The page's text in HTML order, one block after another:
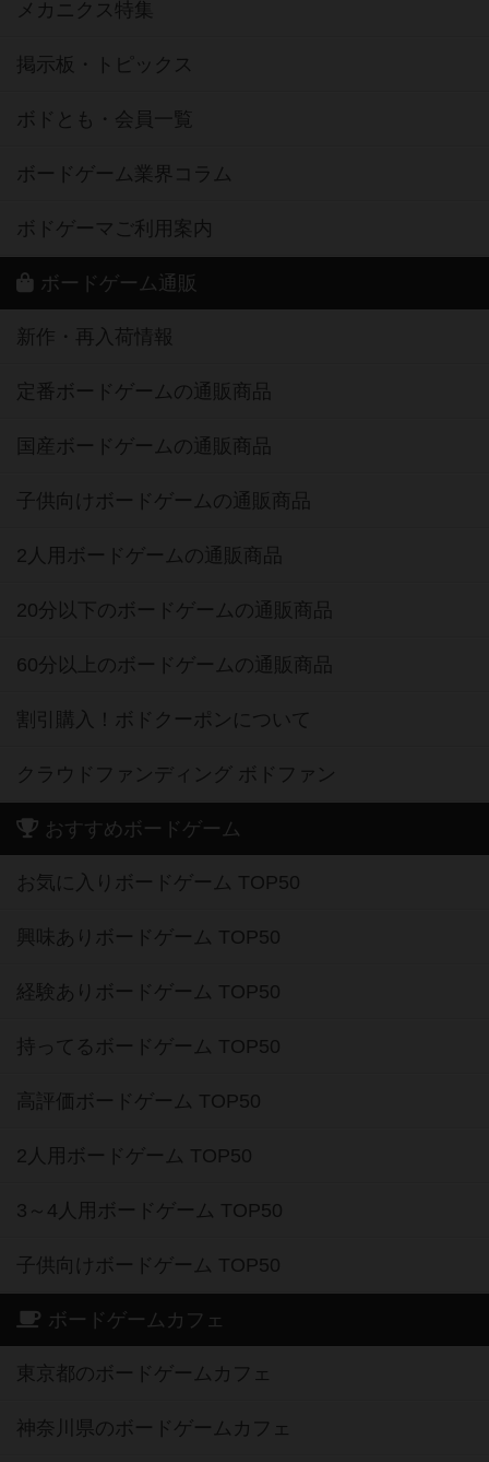
メカニクス特集
掲示板・トピックス
ボドとも・会員一覧
ボードゲーム業界コラム
ボドゲーマご利用案内
ボードゲーム通販
新作・再入荷情報
定番ボードゲームの通販商品
国産ボードゲームの通販商品
子供向けボードゲームの通販商品
2人用ボードゲームの通販商品
20分以下のボードゲームの通販商品
60分以上のボードゲームの通販商品
割引購入！ボドクーポンについて
クラウドファンディング ボドファン
おすすめボードゲーム
お気に入りボードゲーム TOP50
興味ありボードゲーム TOP50
経験ありボードゲーム TOP50
持ってるボードゲーム TOP50
高評価ボードゲーム TOP50
2人用ボードゲーム TOP50
3～4人用ボードゲーム TOP50
子供向けボードゲーム TOP50
ボードゲームカフェ
東京都のボードゲームカフェ
神奈川県のボードゲームカフェ